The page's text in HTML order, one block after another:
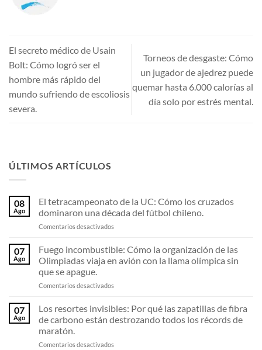
El secreto médico de Usain
Bolt: Cómo logró ser el
hombre más rápido del
mundo sufriendo de escoliosis
severa.
Torneos de desgaste: Cómo
un jugador de ajedrez puede
quemar hasta 6.000 calorías al
día solo por estrés mental.
ÚLTIMOS ARTÍCULOS
08
Ago
El tetracampeonato de la UC: Cómo los cruzados
dominaron una década del fútbol chileno.
Comentarios desactivados
tetracampeonato
la
Cómo
cruzados
dominaron
una
del
07
Ago
Fuego incombustible: Cómo la organización de las
Olimpiadas viaja en avión con la llama olímpica sin
que se apague.
Comentarios desactivados
incombustible:
la
de
07
Ago
Los resortes invisibles: Por qué las zapatillas de fibra
de carbono están destrozando todos los récords de
maratón.
Comentarios desactivados